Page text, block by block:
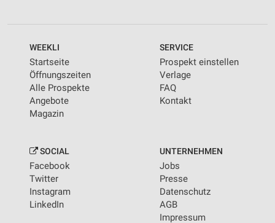
WEEKLI
Startseite
Öffnungszeiten
Alle Prospekte
Angebote
Magazin
SERVICE
Prospekt einstellen
Verlage
FAQ
Kontakt
SOCIAL
Facebook
Twitter
Instagram
LinkedIn
UNTERNEHMEN
Jobs
Presse
Datenschutz
AGB
Impressum